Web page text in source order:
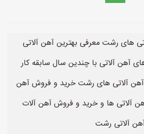
های رشت معرفی بهترین آهن آلاتی
آهن آلاتی با چندین سال سابقه کار
آلاتی های رشت خرید و فروش آهن
آلاتی ها و خرید و فروش آهن آلات
آلاتی رشت